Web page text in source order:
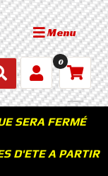
Menu
0
SERA FERMÉ
D'ETE A PARTIR